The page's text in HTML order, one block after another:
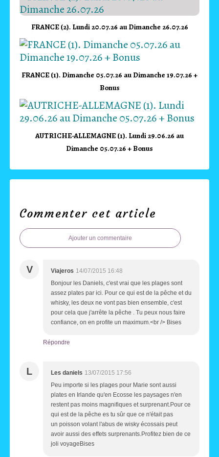
FRANCE (2). Lundi 20.07.26 au Dimanche 26.07.26
FRANCE (1). Dimanche 05.07.26 au Dimanche 19.07.26 +
Bonus
AUTRICHE-ALLEMAGNE (1). Lundi 29.06.26 au
Dimanche 05.07.26 + Bonus
Commenter cet article
Ajouter un commentaire
V Viajeros 14/07/2015 16:48
Bonjour les Daniels, c'est vrai que les plages sont
assez plates par ici. Pour ce qui est de la pêche et du
whisky, les deux ne vont pas bien ensemble, c'est
pour cela que j'arrête la pêche . Tu peux nous faire
confiance, on en profite un maximum.<br /> Bises
Répondre
L Les daniels 13/07/2015 17:56
Peu importe si les plages pour Marie sont aussi
plates en Irlande qu'en Ecosse les paysages n'en
restent pas moins magnifiques et surprenant.Pour ce
qui est de la pêche es tu sûr que ce n'était pas
un poisson volant l'abus de wisky écossais peut
avoir aussi des effets surprenants.Profitez bien de ce
joli voyageBises